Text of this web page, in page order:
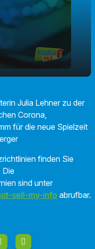
Julia Lehner zu der
Corona,
für die neue Spielzeit
finden Sie
Die
sind unter
sell-my-info abrufbar.